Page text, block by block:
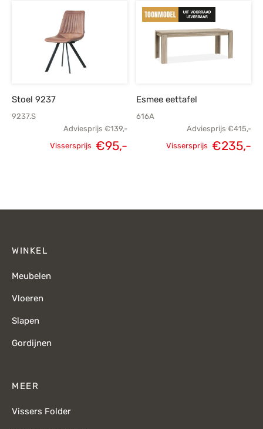
prijs is:
€64,-.
Stoel 9237
9237.S
Adviesprijs €139,-
Oorspronkelijke
Vissersprijs €95,-Huidige
Esmee eettafel
616A
Adviesprijs €415,-
Vissersprijs €235,-
WINKEL
Meubelen
Vloeren
Slapen
Gordijnen
MEER
Vissers Folder